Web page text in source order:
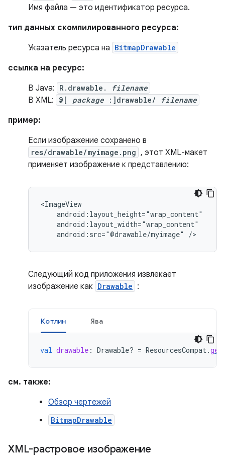
Имя файла — это идентификатор ресурса.
тип данных скомпилированного ресурса:
Указатель ресурса на BitmapDrawable
ссылка на ресурс:
В Java: R.drawable. filename
В XML: @[ package :]drawable/ filename
пример:
Если изображение сохранено в
res/drawable/myimage.png , этот XML-макет
применяет изображение к представлению:
android:src="@drawable/myimage"
/>
Следующий код приложения извлекает
изображение как Drawable :
Котлин Ява
val drawable : Drawable? = ResourcesCompat.
см. также:
Обзор чертежей
BitmapDrawable
XML-растровое изображение